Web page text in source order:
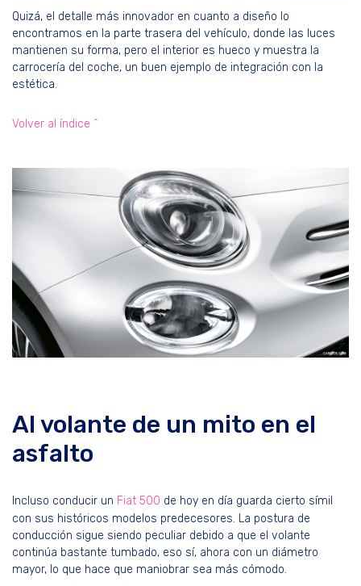
Quizá, el detalle más innovador en cuanto a diseño lo
encontramos en la parte trasera del vehículo, donde las luces
mantienen su forma, pero el interior es hueco y muestra la
carrocería del coche, un buen ejemplo de integración con la
estética.
Volver al índice ^
Al volante de un mito en el
asfalto
Incluso conducir un Fiat 500 de hoy en día guarda cierto símil
con sus históricos modelos predecesores. La postura de
conducción sigue siendo peculiar debido a que el volante
continúa bastante tumbado, eso sí, ahora con un diámetro
mayor, lo que hace que maniobrar sea más cómodo.